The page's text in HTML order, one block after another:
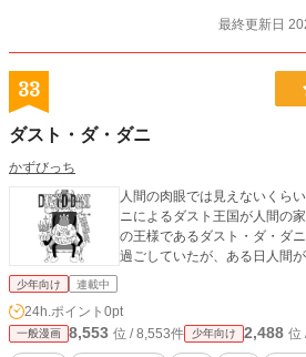
最終更新日
33
ダスト・ダ・ダニ
かずびっち
人間の肉眼では見えないくら
ニによるダスト王国が人間の
の王様であるダスト・ダ・ダ
過ごしていたが、ある日人間
少年向け 連載中
24h.ポイント 0pt
一般漫画 8,553 位 / 8,553件 少年向け 2,488 位